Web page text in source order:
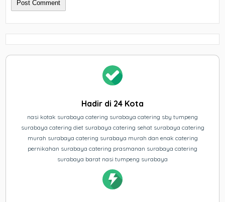
Hadir di 24 Kota
nasi kotak surabaya catering surabaya catering sby tumpeng
surabaya catering diet surabaya catering sehat surabaya catering
murah surabaya catering surabaya murah dan enak catering
pernikahan surabaya catering prasmanan surabaya catering
surabaya barat nasi tumpeng surabaya